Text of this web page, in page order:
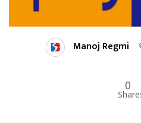
Manoj Regmi
0